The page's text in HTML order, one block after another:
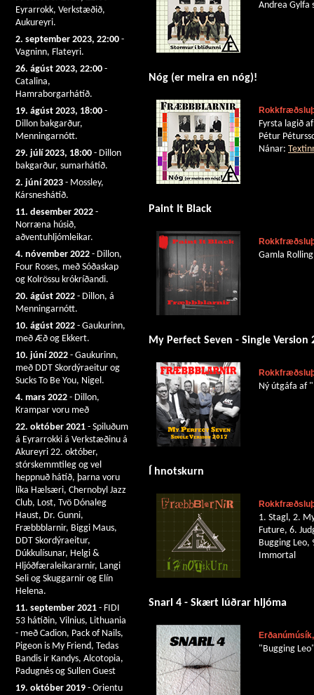
Eyrarrokk, Verkstæðið,
Aukureyri.
2. september 2023, 22:00 -
Vagninn, Flateyri.
26. ágúst 2023, 22:00 -
Catalina,
Hamraborgarhátíð.
19. ágúst 2023, 18:00 -
Dillon bakgarður,
Menningarnótt.
29. júlí 2023, 18:00 - Dillon
bakgarður, sumarhátíð.
2. júní 2023 - Mossley,
Kársneshátíð.
11. desember 2022 -
Norræna húsið,
aðventuhljómleikar.
4. nóvember 2022 - Dillon,
Four Roses, með Sóðaskap
og Kolrössu krókríðandi.
20. ágúst 2022 - Dillon, á
Menningarnótt.
10. ágúst 2022 - Gaukurinn,
með Æð og Ekkert.
10. júní 2022 - Gaukurinn,
með DDT Skordýraeitur og
Sucks To Be You, Nigel.
4. mars 2022 - Dillon,
Krampar voru með
22. október 2021 - Spiluðum
á Eyrarrokki á Verkstæðinu á
Akureyri 22. október,
stórskemmtileg og vel
heppnuð hátíð, þarna voru
líka Hælsæri, Chernobyl Jazz
Club, Lost, Tvö Dónaleg
Haust, Dr. Gunni,
Fræbbblarnir, Biggi Maus,
DDT Skordýraeitur,
Dúkkulísunar, Helgi &
Hljóðfæraleikararnir, Langi
Seli og Skuggarnir og Elín
Helena.
11. september 2021 - FIDI
53 hátíðin, Vilnius, Lithuania
- með Cadion, Pack of Nails,
Pigeon is My Friend, Tedas
Bandis ir Kandys, Alcotopia,
Padugnės og Sullen Guest
19. október 2019 - Orientu
Andrea Gylfa
Nóg (er meira en nóg)!
Fyrsta lagið
Pétur
Nánar:
Paint It Black
Gamla
My Perfect Seven - Single Version
Ný útgáfa af
Í hnotskurn
1. Stagl, 2.
Future, 6.
Bugging Leo,
Immortal
Snarl 4 - Skært lúðrar hljóma
"Bugging